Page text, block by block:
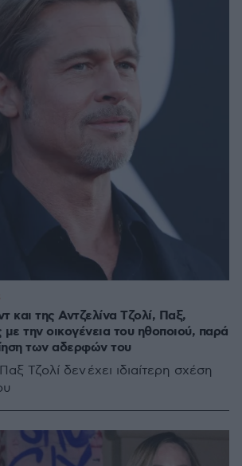
και της Αντζελίνα Τζολί, Παξ,
με την οικογένεια του ηθοποιού, παρά
των αδερφών του
Τζολί δεν έχει ιδιαίτερη σχέση